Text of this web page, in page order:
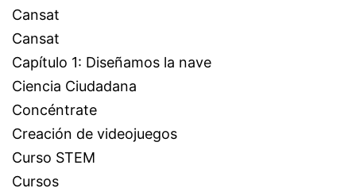
Cansat
Cansat
Capítulo 1: Diseñamos la nave
Ciencia Ciudadana
Concéntrate
Creación de videojuegos
Curso STEM
Cursos